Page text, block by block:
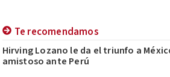
Te recomendamos
Hirving Lozano le da el triunfo a
amistoso ante Perú